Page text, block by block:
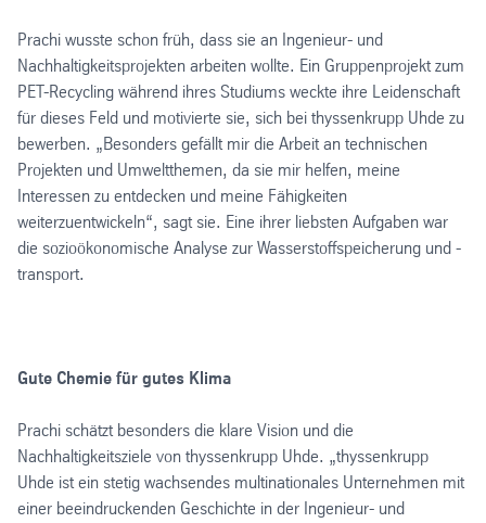
Prachi wusste schon früh, dass sie an Ingenieur- und
Nachhaltigkeitsprojekten arbeiten wollte. Ein Gruppenprojekt zum
PET-Recycling während ihres Studiums weckte ihre Leidenschaft
für dieses Feld und motivierte sie, sich bei thyssenkrupp Uhde zu
bewerben. „Besonders gefällt mir die Arbeit an technischen
Projekten und Umweltthemen, da sie mir helfen, meine
Interessen zu entdecken und meine Fähigkeiten
weiterzuentwickeln“, sagt sie. Eine ihrer liebsten Aufgaben war
die sozioökonomische Analyse zur Wasserstoffspeicherung und -
transport.
Gute Chemie für gutes Klima
Prachi schätzt besonders die klare Vision und die
Nachhaltigkeitsziele von thyssenkrupp Uhde. „thyssenkrupp
Uhde ist ein stetig wachsendes multinationales Unternehmen mit
einer beeindruckenden Geschichte in der Ingenieur- und